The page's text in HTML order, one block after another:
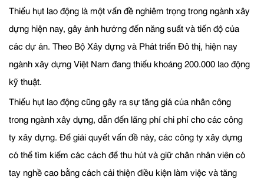
Thiếu hụt lao động là một vấn đề nghiêm trọng trong ngành xây
dựng hiện nay, gây ảnh hưởng đến năng suất và tiến độ của
các dự án. Theo Bộ Xây dựng và Phát triển Đô thị, hiện nay
ngành xây dựng Việt Nam đang thiếu khoảng 200.000 lao động
kỹ thuật.
Thiếu hụt lao động cũng gây ra sự tăng giá của nhân công
trong ngành xây dựng, dẫn đến lãng phí chi phí cho các công
ty xây dựng. Để giải quyết vấn đề này, các công ty xây dựng
có thể tìm kiếm các cách để thu hút và giữ chân nhân viên có
tay nghề cao bằng cách cải thiện điều kiện làm việc và tăng